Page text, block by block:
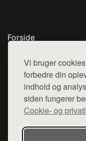
Vi bruger
forbedre din
indhold og
siden fungerer
Cookie- og
Forside
Top Rabatter
Blog
Kontakt